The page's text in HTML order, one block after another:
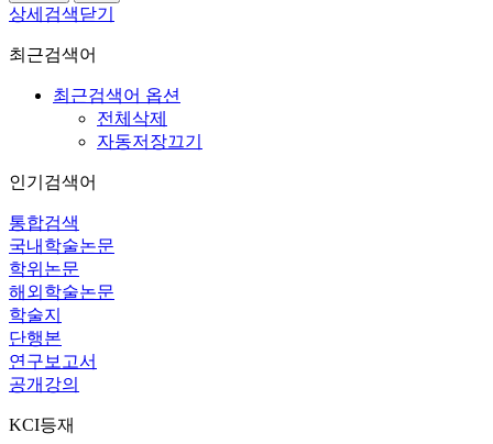
상세검색닫기
최근검색어
최근검색어 옵션
전체삭제
자동저장끄기
인기검색어
통합검색
국내학술논문
학위논문
해외학술논문
학술지
단행본
연구보고서
공개강의
KCI등재